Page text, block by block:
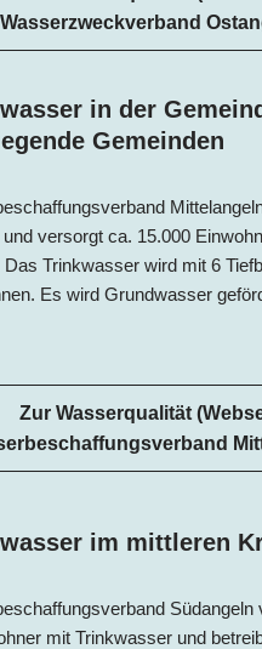
Wasserzweckverband
in der
Gemeinden
versorgt ca. 15.000
Trinkwasser wird mit 6
Es wird Grundwasser
Zur Wasserqualität
im mittleren
Südangeln
mit Trinkwasser und